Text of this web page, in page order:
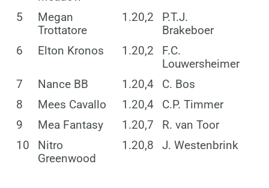
5
Megan
Trottatore
1.20,2
P.T.J.
Brakeboer
6
Elton Kronos 1.20,2
F.C.
Louwersheimer
7
Nance BB 1.20,4
C. Bos
8
Mees Cavallo 1.20,4
C.P. Timmer
9
Mea Fantasy 1.20,7
R. van Toor
10
Nitro
Greenwood
1.20,8 J. Westenbrink